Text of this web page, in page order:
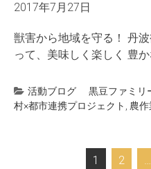
2017年7月27日
獣害から地域を守る！ 丹
って、美味しく楽しく 豊
活動ブログ 黒豆ファミリ
村×都市連携プロジェクト , 農作
1 2 …